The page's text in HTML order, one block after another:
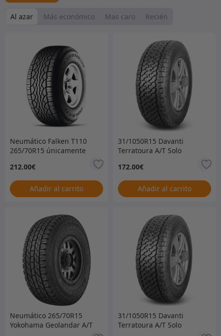
Al azar Más económico Mas caro Recién
Neumático Falken T110
265/70R15 únicamente
212.00€
Añadir al carrito
31/1050R15 Davanti
Terratoura A/T Solo
ACTUALMENTE AGOTADO
– SIN FECHA DE
VENCIMIENTO –
31/1050R15DAVTT
172.00€
Añadir al carrito
Neumático 265/70R15
Yokohama Geolandar A/T
31/1050R15 Davanti
Terratoura A/T Solo